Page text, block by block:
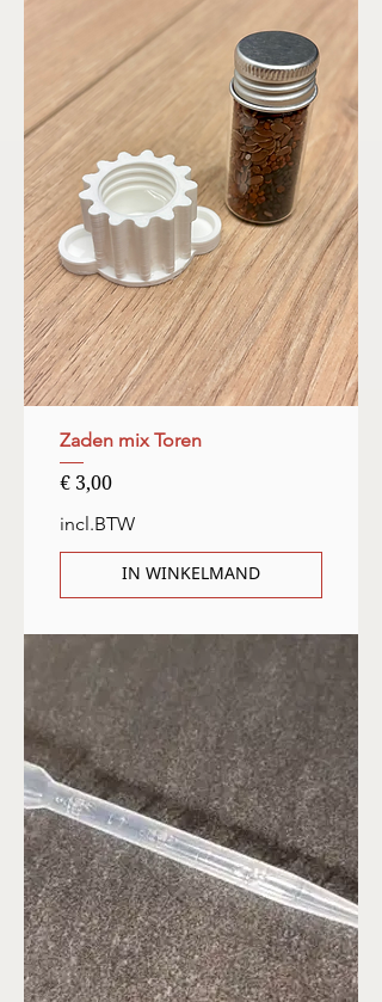
Zaden mix Toren
Prijs
€ 3,00
incl.BTW
IN WINKELMAND